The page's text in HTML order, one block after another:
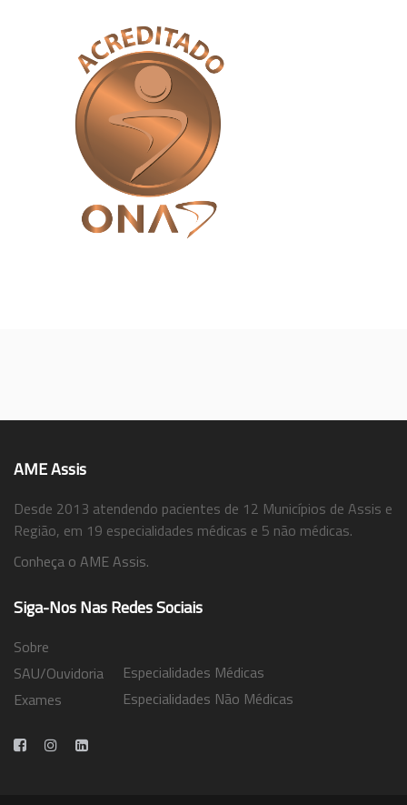
AME Assis
Desde 2013 atendendo pacientes de 12 Municípios de Assis e
Região, em 19 especialidades médicas e 5 não médicas.
Conheça o AME Assis.
Siga-Nos Nas Redes Sociais
Sobre
SAU/Ouvidoria
Exames
Especialidades Médicas
Especialidades Não Médicas